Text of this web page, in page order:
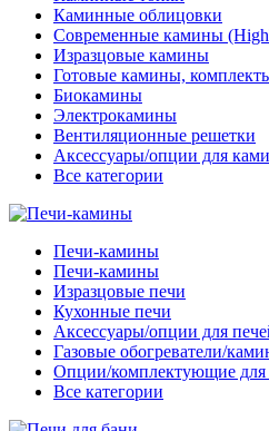
Каминные облицовки
Современные камины
Изразцовые камины
Готовые камины,
Биокамины
Электрокамины
Вентиляционные решетки
Аксессуары/опции для
Все категории
Печи-камины
Печи-камины
Изразцовые печи
Кухонные печи
Аксессуары/опции для
Газовые обогреватели/
Опции/комплектующие для
Все категории